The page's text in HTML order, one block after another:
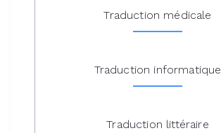
Traduction médicale
Traduction informatique
Traduction littéraire